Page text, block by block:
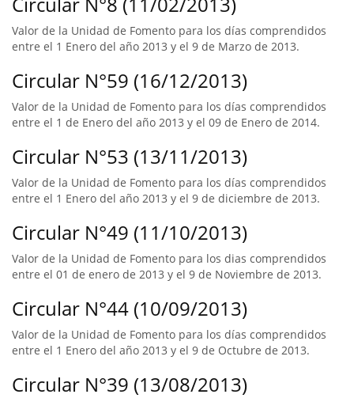
Valor de la Unidad de Fomento para los días comprendidos
entre el 1 Enero del año 2013 y el 9 de Marzo de 2013.
Circular N°59 (16/12/2013)
Valor de la Unidad de Fomento para los días comprendidos
entre el 1 de Enero del año 2013 y el 09 de Enero de 2014.
Circular N°53 (13/11/2013)
Valor de la Unidad de Fomento para los días comprendidos
entre el 1 Enero del año 2013 y el 9 de diciembre de 2013.
Circular N°49 (11/10/2013)
Valor de la Unidad de Fomento para los dias comprendidos
entre el 01 de enero de 2013 y el 9 de Noviembre de 2013.
Circular N°44 (10/09/2013)
Valor de la Unidad de Fomento para los días comprendidos
entre el 1 Enero del año 2013 y el 9 de Octubre de 2013.
Circular N°39 (13/08/2013)